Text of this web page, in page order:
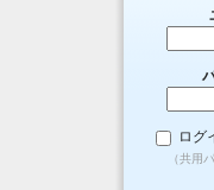
ログ
（共用